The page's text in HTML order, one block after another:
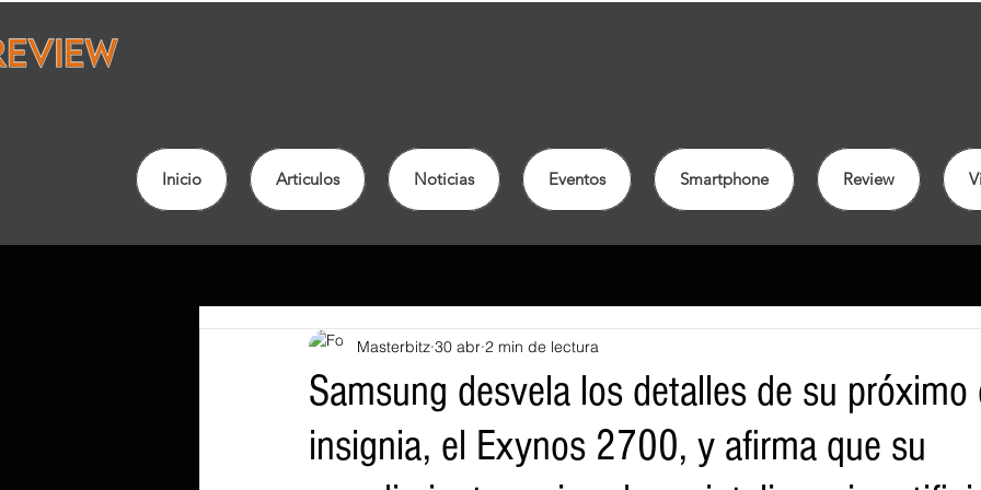
Inicio Articulos Noticias Eventos Smartphone Review
Samsung desvela los detalles de su próximo
insignia, el Exynos 2700, y afirma que su
Masterbitz 30 abr 2 min de lectura